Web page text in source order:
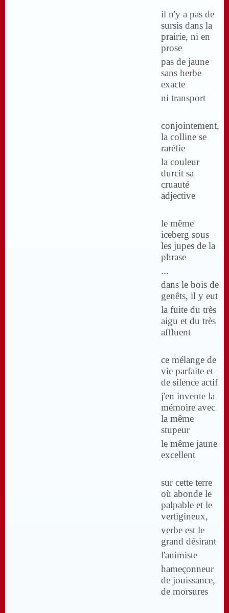
il n'y a pas de
sursis dans la
prairie, ni en
prose
pas de jaune
sans herbe
exacte
ni transport
conjointement,
la colline se
raréfie
la couleur
durcit sa
cruauté
adjective
le même
iceberg sous
les jupes de la
phrase
...
dans le bois de
genêts, il y eut
la fuite du très
aigu et du très
affluent
ce mélange de
vie parfaite et
de silence actif
j'en invente la
mémoire avec
la même
stupeur
le même jaune
excellent
sur cette terre
où abonde le
palpable et le
vertigineux,
verbe est le
grand désirant
l'animiste
hameçonneur
de jouissance,
de morsures